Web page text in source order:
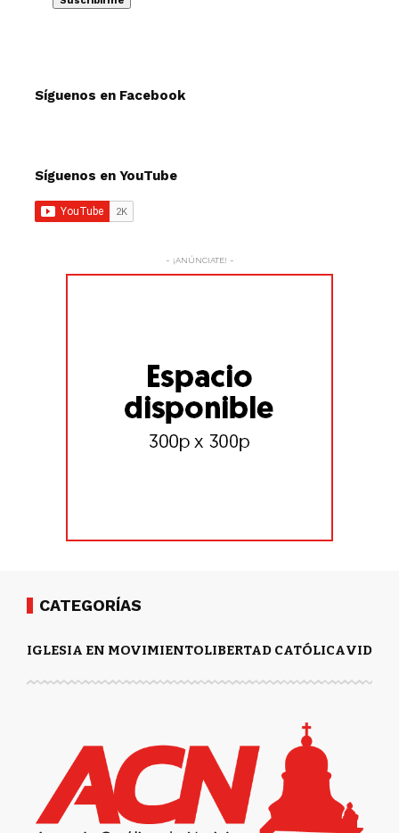
Síguenos en Facebook
Síguenos en YouTube
- ¡ANÚNCIATE! -
CATEGORÍAS
IGLESIA EN MOVIMIENTOLIBERTAD CATÓLICAVIDA